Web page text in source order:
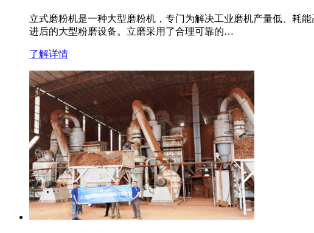
立式磨粉机是一种大型磨粉机，专门为解决工业磨机产量低、耗
进后的大型粉磨设备。立磨采用了合理可靠的…
了解详情